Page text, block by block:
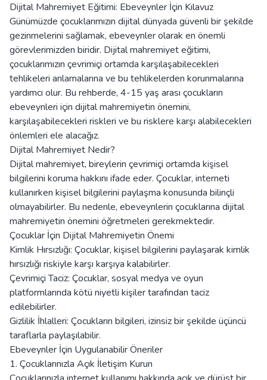
Dijital Mahremiyet Eğitimi: Ebeveynler İçin Kılavuz
Günümüzde çocuklarımızın dijital dünyada güvenli bir şekilde
gezinmelerini sağlamak, ebeveynler olarak en önemli
görevlerimizden biridir. Dijital mahremiyet eğitimi,
çocuklarımızın çevrimiçi ortamda karşılaşabilecekleri
tehlikeleri anlamalarına ve bu tehlikelerden korunmalarına
yardımcı olur. Bu rehberde, 4-15 yaş arası çocukların
ebeveynleri için dijital mahremiyetin önemini,
karşılaşabilecekleri riskleri ve bu risklere karşı alabilecekleri
önlemleri ele alacağız.
Dijital Mahremiyet Nedir?
Dijital mahremiyet, bireylerin çevrimiçi ortamda kişisel
bilgilerini koruma hakkını ifade eder. Çocuklar, interneti
kullanırken kişisel bilgilerini paylaşma konusunda bilinçli
olmayabilirler. Bu nedenle, ebeveynlerin çocuklarına dijital
mahremiyetin önemini öğretmeleri gerekmektedir.
Çocuklar İçin Dijital Mahremiyetin Önemi
Kimlik Hırsızlığı: Çocuklar, kişisel bilgilerini paylaşarak kimlik
hırsızlığı riskiyle karşı karşıya kalabilirler.
Çevrimiçi Taciz: Çocuklar, sosyal medya ve oyun
platformlarında kötü niyetli kişiler tarafından taciz
edilebilirler.
Gizlilik İhlalleri: Çocukların bilgileri, izinsiz bir şekilde üçüncü
taraflarla paylaşılabilir.
Ebeveynler İçin Uygulanabilir Öneriler
1. Çocuklarınızla Açık İletişim Kurun